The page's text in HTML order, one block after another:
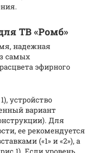
ТВ «Ромб»
надежная
самых
эфирного
устройство
вариант
Для
ее рекомендуется
(«1» и «2»), а